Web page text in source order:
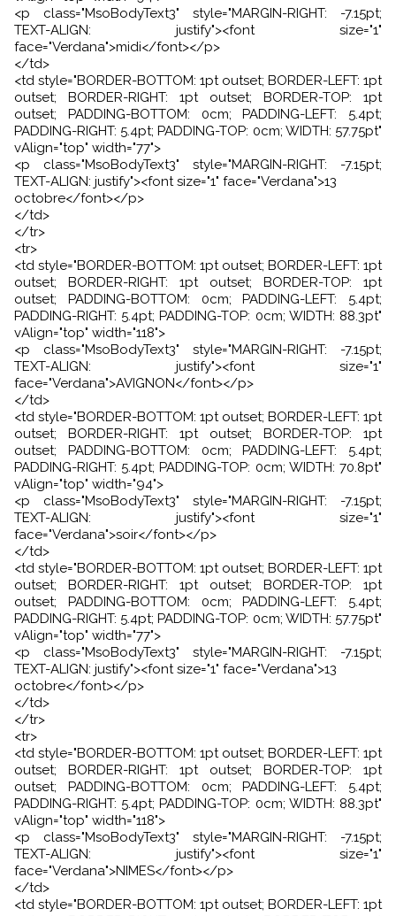
<p class="MsoBodyText3" style="MARGIN-RIGHT: -7.15pt;
TEXT-ALIGN: justify"><font size="1"
face="Verdana">midi</font></p>
</td>
<td style="BORDER-BOTTOM: 1pt outset; BORDER-LEFT: 1pt
outset; BORDER-RIGHT: 1pt outset; BORDER-TOP: 1pt
outset; PADDING-BOTTOM: 0cm; PADDING-LEFT: 5.4pt;
PADDING-RIGHT: 5.4pt; PADDING-TOP: 0cm; WIDTH: 57.75pt"
vAlign="top" width="77">
<p class="MsoBodyText3" style="MARGIN-RIGHT: -7.15pt;
TEXT-ALIGN: justify"><font size="1" face="Verdana">13
octobre</font></p>
</td>
</tr>
<tr>
<td style="BORDER-BOTTOM: 1pt outset; BORDER-LEFT: 1pt
outset; BORDER-RIGHT: 1pt outset; BORDER-TOP: 1pt
outset; PADDING-BOTTOM: 0cm; PADDING-LEFT: 5.4pt;
PADDING-RIGHT: 5.4pt; PADDING-TOP: 0cm; WIDTH: 88.3pt"
vAlign="top" width="118">
<p class="MsoBodyText3" style="MARGIN-RIGHT: -7.15pt;
TEXT-ALIGN: justify"><font size="1"
face="Verdana">AVIGNON</font></p>
</td>
<td style="BORDER-BOTTOM: 1pt outset; BORDER-LEFT: 1pt
outset; BORDER-RIGHT: 1pt outset; BORDER-TOP: 1pt
outset; PADDING-BOTTOM: 0cm; PADDING-LEFT: 5.4pt;
PADDING-RIGHT: 5.4pt; PADDING-TOP: 0cm; WIDTH: 70.8pt"
vAlign="top" width="94">
<p class="MsoBodyText3" style="MARGIN-RIGHT: -7.15pt;
TEXT-ALIGN: justify"><font size="1"
face="Verdana">soir</font></p>
</td>
<td style="BORDER-BOTTOM: 1pt outset; BORDER-LEFT: 1pt
outset; BORDER-RIGHT: 1pt outset; BORDER-TOP: 1pt
outset; PADDING-BOTTOM: 0cm; PADDING-LEFT: 5.4pt;
PADDING-RIGHT: 5.4pt; PADDING-TOP: 0cm; WIDTH: 57.75pt"
vAlign="top" width="77">
<p class="MsoBodyText3" style="MARGIN-RIGHT: -7.15pt;
TEXT-ALIGN: justify"><font size="1" face="Verdana">13
octobre</font></p>
</td>
</tr>
<tr>
<td style="BORDER-BOTTOM: 1pt outset; BORDER-LEFT: 1pt
outset; BORDER-RIGHT: 1pt outset; BORDER-TOP: 1pt
outset; PADDING-BOTTOM: 0cm; PADDING-LEFT: 5.4pt;
PADDING-RIGHT: 5.4pt; PADDING-TOP: 0cm; WIDTH: 88.3pt"
vAlign="top" width="118">
<p class="MsoBodyText3" style="MARGIN-RIGHT: -7.15pt;
TEXT-ALIGN: justify"><font size="1"
face="Verdana">NIMES</font></p>
</td>
<td style="BORDER-BOTTOM: 1pt outset; BORDER-LEFT: 1pt